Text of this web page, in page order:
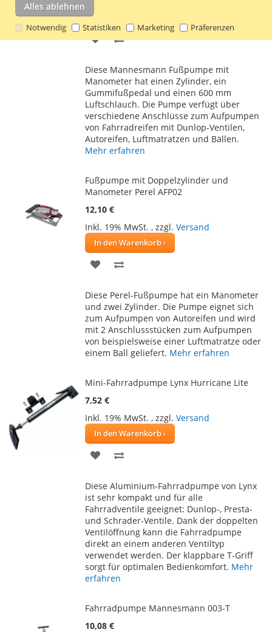
Alles ablehnen
Notwendig Statistiken Marketing Präferenzen
ZUR
HINZUFÜGEN
ZUR
HINZUFÜGEN
Diese Mannesmann Fußpumpe mit
Manometer hat einen Zylinder, ein
Gummifußpedal und einen 600 mm
Luftschlauch. Die Pumpe verfügt über
verschiedene Anschlüsse zum Aufpumpen
von Fahrradreifen mit Dunlop-Ventilen,
Autoreifen, Luftmatratzen und Bällen.
Mehr erfahren
Fußpumpe mit Doppelzylinder und
Manometer Perel AFP02
12,10 €
Inkl. 19% MwSt. , zzgl. Versand
In den Warenkorb
ZUR
HINZUFÜGEN
HINZUFÜGEN
Diese Perel-Fußpumpe hat ein Manometer
und zwei Zylinder. Die Pumpe eignet sich
zum Aufpumpen von Autoreifen und wird
mit 2 Anschlussstücken zum Aufpumpen
von beispielsweise einer Luftmatratze oder
einem Ball geliefert. Mehr erfahren
Mini-Fahrradpumpe Lynx Hurricane Lite
7,52 €
Inkl. 19% MwSt. , zzgl. Versand
In den Warenkorb
ZUR
HINZUFÜGEN
HINZUFÜGEN
Diese Aluminium-Fahrradpumpe von Lynx
ist sehr kompakt und für alle
Fahrradventile geeignet: Dunlop-, Presta-
und Schrader-Ventile. Dank der doppelten
Ventilöffnung kann die Fahrradpumpe
direkt an einem anderen Ventiltyp
verwendet werden. Der klappbare T-Griff
sorgt für optimalen Bedienkomfort. Mehr
erfahren
Fahrradpumpe Mannesmann 003-T
10,08 €